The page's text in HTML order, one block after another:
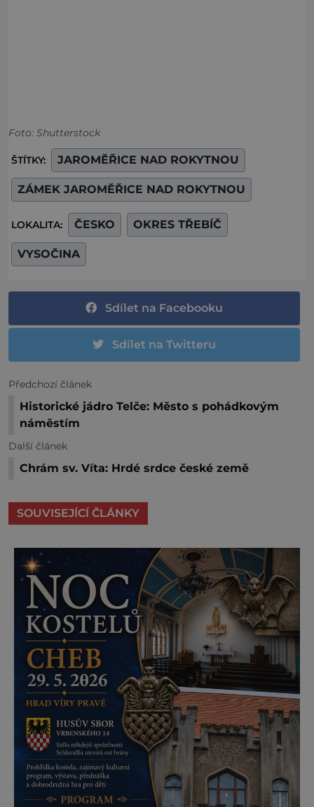
Foto: Shutterstock
ŠTÍTKY: JAROMĚŘICE NAD ROKYTNOU
ZÁMEK JAROMĚŘICE NAD ROKYTNOU
LOKALITA: ČESKO OKRES TŘEBÍČ
VYSOČINA
Sdílet na Facebooku
Sdílet na Twitteru
Předchozí článek
Historické jádro Telče: Město s pohádkovým
náměstím
Další článek
Chrám sv. Víta: Hrdé srdce české země
SOUVISEJÍCÍ ČLÁNKY